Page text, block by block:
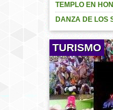
TEMPLO EN
DANZA DE LOS
TURISMO